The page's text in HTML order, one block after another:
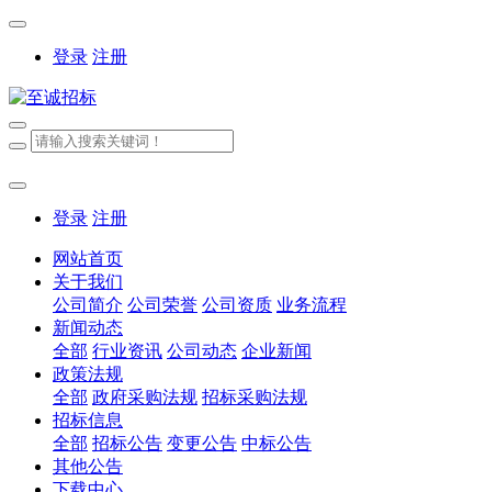
登录 注册
登录 注册
网站首页
关于我们
公司简介 公司荣誉 公司资质 业务流程
新闻动态
全部 行业资讯 公司动态 企业新闻
政策法规
全部 政府采购法规 招标采购法规
招标信息
全部 招标公告 变更公告 中标公告
其他公告